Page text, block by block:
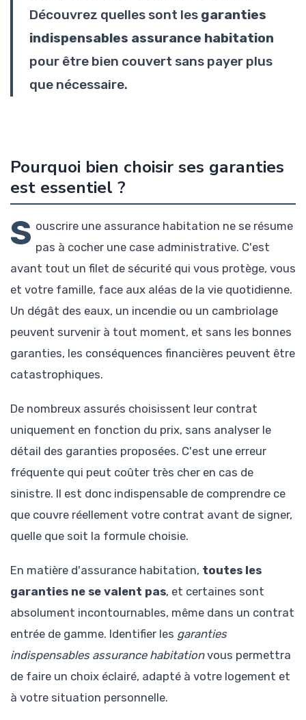
Découvrez quelles sont les garanties
indispensables assurance habitation
pour être bien couvert sans payer plus
que nécessaire.
Pourquoi bien choisir ses garanties
est essentiel ?
S ouscrire une assurance habitation ne se résume
pas à cocher une case administrative. C'est
avant tout un filet de sécurité qui vous protège, vous
et votre famille, face aux aléas de la vie quotidienne.
Un dégât des eaux, un incendie ou un cambriolage
peuvent survenir à tout moment, et sans les bonnes
garanties, les conséquences financières peuvent être
catastrophiques.
De nombreux assurés choisissent leur contrat
uniquement en fonction du prix, sans analyser le
détail des garanties proposées. C'est une erreur
fréquente qui peut coûter très cher en cas de
sinistre. Il est donc indispensable de comprendre ce
que couvre réellement votre contrat avant de signer,
quelle que soit la formule choisie.
En matière d'assurance habitation, toutes les
garanties ne se valent pas, et certaines sont
absolument incontournables, même dans un contrat
entrée de gamme. Identifier les garanties
indispensables assurance habitationvous permettra
de faire un choix éclairé, adapté à votre logement et
à votre situation personnelle.